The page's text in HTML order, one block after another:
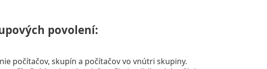
povolení:
počítačov, skupín a počítačov vo vnútri skupiny.